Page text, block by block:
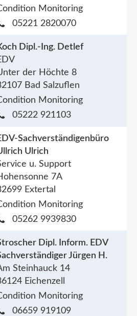
Monitoring
05221 2820070
Dipl.-Ing. Detlef
der Höchte 8
Bad Salzuflen
Monitoring
05222 921103
Sachverständigenbüro
Ulrich
u. Support
7A
Extertal
Monitoring
05262 9939830
Dipl. Inform. EDV
Jürgen H.
Steinhauck 14
Eichenzell
Monitoring
06659 919109